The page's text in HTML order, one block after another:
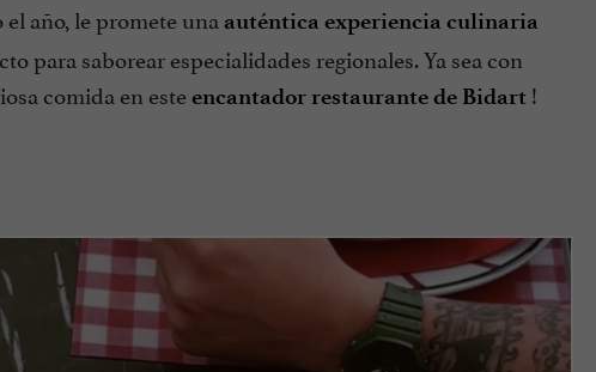
año, le promete una auténtica experiencia culinaria
para saborear especialidades regionales. Ya sea con
comida en esteencantador restaurante de Bidart !